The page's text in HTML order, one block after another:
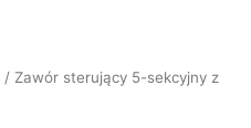
/ Zawór sterujący 5-sekcyjny z